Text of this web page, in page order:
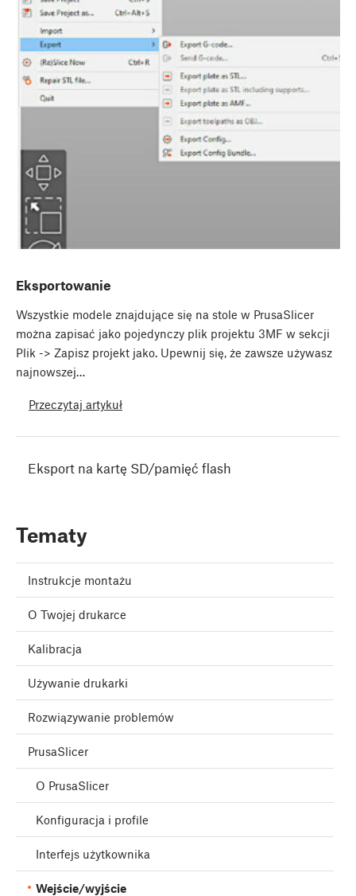
Eksportowanie
Wszystkie modele znajdujące się na stole w PrusaSlicer
można zapisać jako pojedynczy plik projektu 3MF w sekcji
Plik -> Zapisz projekt jako. Upewnij się, że zawsze używasz
najnowszej…
Przeczytaj artykuł
Eksport na kartę SD/pamięć flash
Tematy
Instrukcje montażu
O Twojej drukarce
Kalibracja
Używanie drukarki
Rozwiązywanie problemów
PrusaSlicer
O PrusaSlicer
Konfiguracja i profile
Interfejs użytkownika
Wejście/wyjście